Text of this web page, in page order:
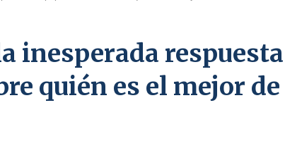
inesperada respuesta
quién es el mejor de